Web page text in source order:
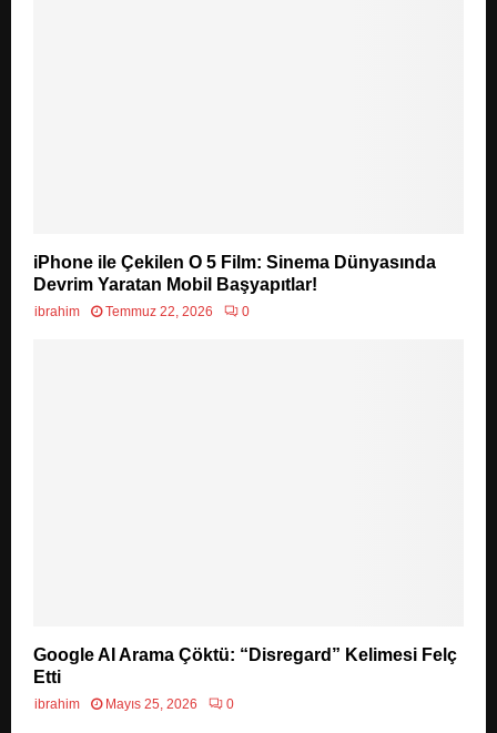
iPhone ile Çekilen O 5 Film: Sinema Dünyasında
Devrim Yaratan Mobil Başyapıtlar!
ibrahim Temmuz 22, 2026 0
Google AI Arama Çöktü: “Disregard” Kelimesi Felç
Etti
ibrahim Mayıs 25, 2026 0